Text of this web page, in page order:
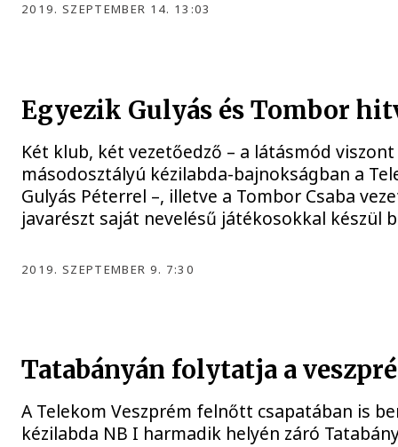
2019. SZEPTEMBER 14. 13:03
Egyezik Gulyás és Tombor
Két klub, két vezetőedző – a látásmód
másodosztályú kézilabda-bajnokságban a
Gulyás Péterrel –, illetve a Tombor Csaba
javarészt saját nevelésű játékosokkal készül
2019. SZEPTEMBER 9. 7:30
Tatabányán folytatja a
A Telekom Veszprém felnőtt csapatában is
kézilabda NB I harmadik helyén záró